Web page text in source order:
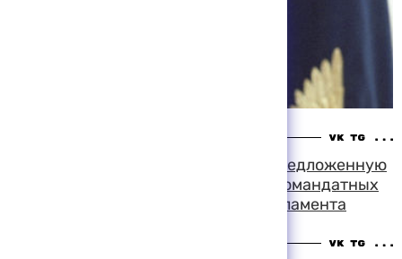
Комитеты Госдумы не утвердили предложенную
ЦИК новую схему образования одномандатных
округов по выборам депутатов парламента